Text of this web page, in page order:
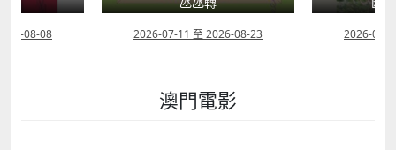
08-08 2026-07-11 至 2026-08-23 2026-08-
澳門電影